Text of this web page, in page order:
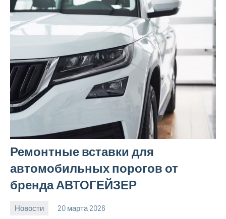
Ремонтные вставки для
автомобильных порогов от
бренда АВТОГЕЙЗЕР
Новости 20 марта 2026